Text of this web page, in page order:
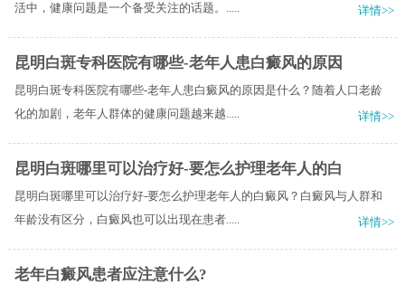
活中，健康问题是一个备受关注的话题。.....
详情>>
昆明白斑专科医院有哪些-老年人患白癜风的原因
昆明白斑专科医院有哪些-老年人患白癜风的原因是什么？随着人口老龄
化的加剧，老年人群体的健康问题越来越.....
详情>>
昆明白斑哪里可以治疗好-要怎么护理老年人的白
昆明白斑哪里可以治疗好-要怎么护理老年人的白癜风？白癜风与人群和
年龄没有区分，白癜风也可以出现在患者.....
详情>>
老年白癜风患者应注意什么?